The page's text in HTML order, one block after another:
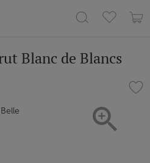
Blanc de Blancs